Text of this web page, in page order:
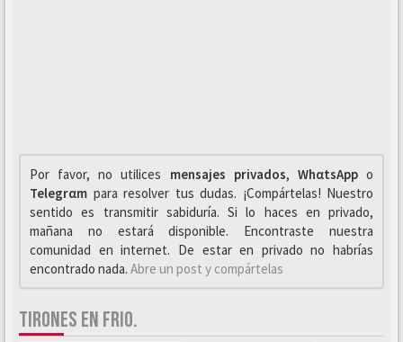
Por favor, no utilices mensajes privados, WhαtsAppo
Telegrαm para resolver tus dudas. ¡Compártelas! Nuestro
sentido es transmitir sabiduría. Si lo haces en privado,
mañana no estará disponible. Encontraste nuestra
comunidad en internet. De estar en privado no habrías
encontrado nada. Abre un post y compártelas
TIRONES EN FRIO.